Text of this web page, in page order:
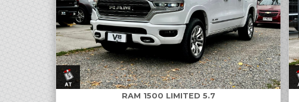
RAM 1500 LIMITED 5.7